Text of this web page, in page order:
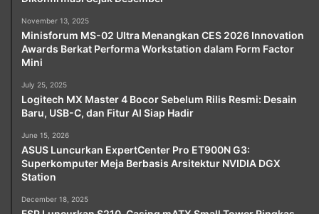
November 13, 2025
Minisforum MS-02 Ultra Menangkan CES 2026 Innovation
Awards Berkat Performa Workstation dalam Form Factor
Mini
July 25, 2025
Logitech MX Master 4 Bocor Sebelum Rilis Resmi: Desain
Baru, USB-C, dan Fitur AI Siap Hadir
June 15, 2026
ASUS Luncurkan ExpertCenter Pro ET900N G3:
Superkomputer Meja Berbasis Arsitektur NVIDIA DGX
Station
December 18, 2025